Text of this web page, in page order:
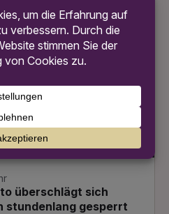
Bild ist mit Hilfe von KI generiert
überschlägt sich
stundenlang gesperrt